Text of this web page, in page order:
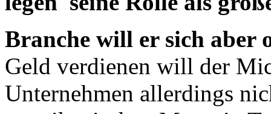
Branche will er sich aber
Geld verdienen will der
Unternehmen allerdings